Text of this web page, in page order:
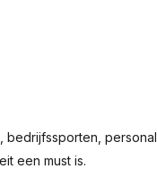
bedrijfssporten, personal
een must is.